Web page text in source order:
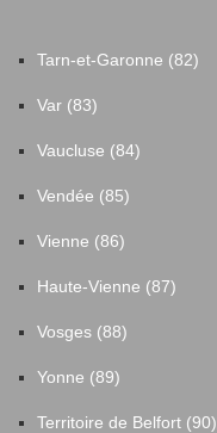
Tarn-et-Garonne (82)
Var (83)
Vaucluse (84)
Vendée (85)
Vienne (86)
Haute-Vienne (87)
Vosges (88)
Yonne (89)
Territoire de Belfort (90)